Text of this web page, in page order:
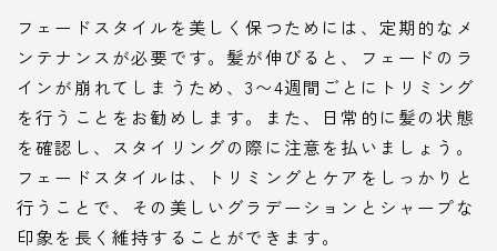
フェードスタイルを美しく保つためには、定期的なメ
ンテナンスが必要です。髪が伸びると、フェードのラ
インが崩れてしまうため、3〜4週間ごとにトリミング
を行うことをお勧めします。また、日常的に髪の状態
を確認し、スタイリングの際に注意を払いましょう。
フェードスタイルは、トリミングとケアをしっかりと
行うことで、その美しいグラデーションとシャープな
印象を長く維持することができます。